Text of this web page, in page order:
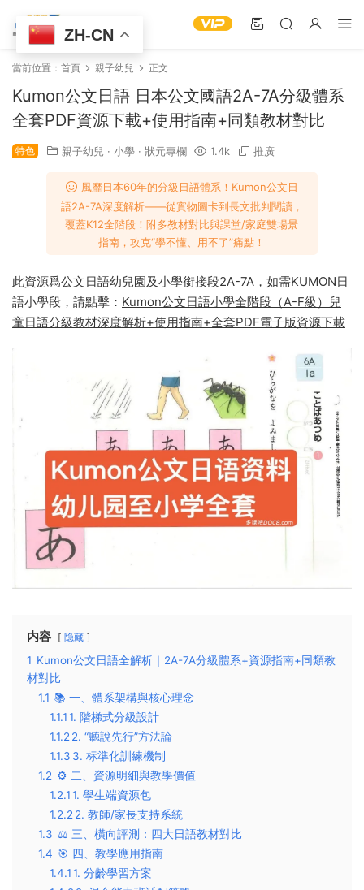
當前位置： 首頁 親子幼兒 正文
Kumon公文日語 日本公文國語2A-7A分級體系
全套PDF資源下載+使用指南+同類教材對比
特色 親子幼兒 · 小學 · 狀元專欄 1.4k 推廣
風靡日本60年的分級日語體系​！Kumon公文日
語2A-7A深度解析——從實物圖卡到長文批判閱讀，
覆蓋K12全階段！附多教材對比與課堂/家庭雙場景
指南，攻克“學不懂、用不了”痛點！
此資源爲公文日語幼兒園及小學銜接段2A-7A，如需KUMON日
語小學段，請點擊： Kumon公文日語小學全階段（A-F級）兒
童日語分級教材深度解析+使用指南+全套PDF電子版資源下載
内容 隐藏
1 Kumon公文日語全解析｜2A-7A分級體系+資源指南+同類教
材對比
1.1 📚 ​一、體系架構與核心理念​
1.1.1​1. 階梯式分級設計​
1.1.2 ​2. “聽說先行”方法論​
1.1.3 ​3. 标準化訓練機制​
1.2 ⚙️ ​二、資源明細與教學價值​
1.2.1​1. 學生端資源包​
1.2.2 ​2. 教師/家長支持系統​
1.3 ⚖️ ​三、橫向評測：四大日語教材對比​
1.4 🎯 ​四、教學應用指南​
1.4.1​1. 分齡學習方案​
ZH-CN